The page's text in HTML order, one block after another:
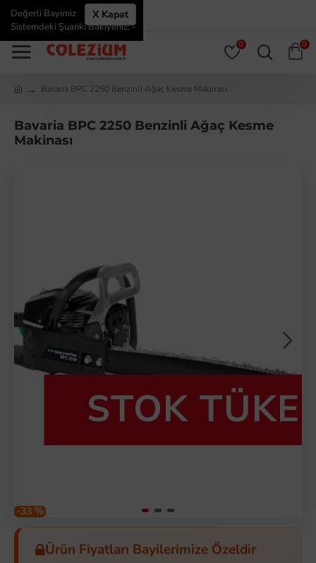
ÜYE GIRIŞI ÜYE OL
0 0
X Kapat
Değerli Bayimiz
Sistemdeki Şuanki Bakiyeniz: -
Bavaria BPC 2250 Benzinli Ağaç Kesme Makinası
Bavaria BPC 2250 Benzinli Ağaç Kesme
Makinası
-33 %
STOK
Ürün Fiyatları Bayilerimize Özeldir